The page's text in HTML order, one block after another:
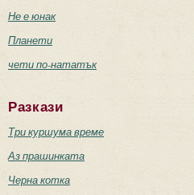
Не е юнак
Планети
чети по-нататък
Разкази
Три куршума време
Аз прашинката
Черна котка